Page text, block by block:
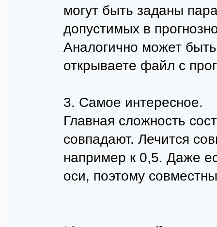
могут быть заданы
допустимых в
Аналогично может
открываете файл с
3. Самое интересное.
Главная сложность
совпадают. Лечится
например к 0,5. Даже
оси, поэтому